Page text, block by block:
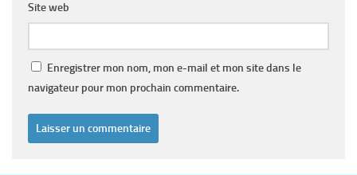
Site web
Enregistrer mon nom, mon e-mail et mon site dans le
navigateur pour mon prochain commentaire.